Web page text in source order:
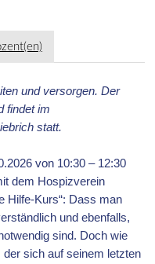
und versorgen. Der
findet im
statt.
von 10:30 – 12:30
dem Hospizverein
Hilfe-Kurs“: Dass man
und ebenfalls,
sind. Doch wie
sich auf seinem letzten